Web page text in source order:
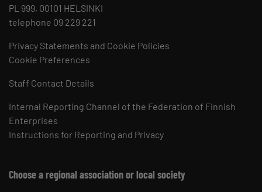
PL 999, 00101 HELSINKI
telephone 09 229 221
Privacy Statements and Cookie Policies
Cookie Preferences
Staff Contact Details
Internal Reporting Channel of the Federation of Finnish
Enterprises
Instructions for Reporting and Privacy
Choose a regional association or local society